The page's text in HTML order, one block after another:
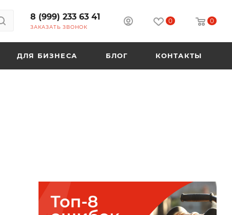
8 (999) 233 63 41
ЗАКАЗАТЬ ЗВОНОК
0 0
ДЛЯ БИЗНЕСА БЛОГ КОНТАКТЫ